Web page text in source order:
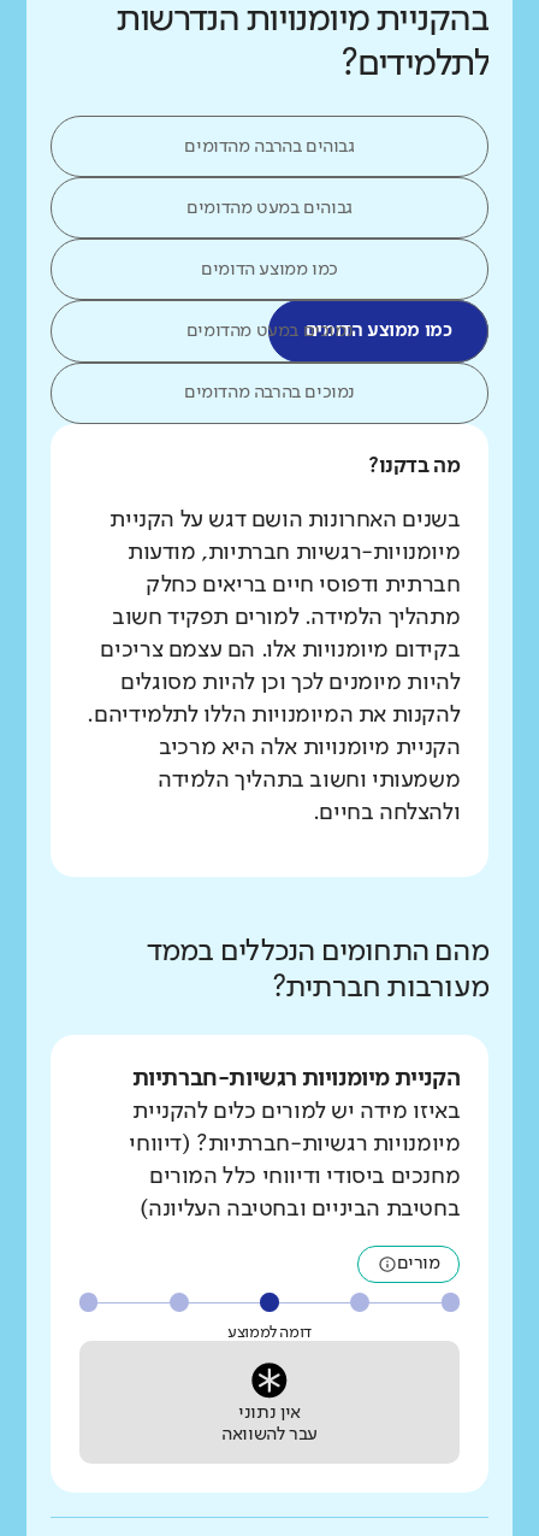
בהקניית מיומנויות הנדרשות
לתלמידים?
גבוהים בהרבה מהדומים
גבוהים במעט מהדומים
כמו ממוצע הדומים
כמו ממוצע הדומיםנמוכים במעט מהדומים
נמוכים בהרבה מהדומים
מה בדקנו?
בשנים האחרונות הושם דגש על הקניית
מיומנויות-רגשיות חברתיות, מודעות
חברתית ודפוסי חיים בריאים כחלק
מתהליך הלמידה. למורים תפקיד חשוב
בקידום מיומנויות אלו. הם עצמם צריכים
להיות מיומנים לכך וכן להיות מסוגלים
להקנות את המיומנויות הללו לתלמידיהם.
הקניית מיומנויות אלה היא מרכיב
משמעותי וחשוב בתהליך הלמידה
ולהצלחה בחיים.
מהם התחומים הנכללים בממד
מעורבות חברתית?
הקניית מיומנויות רגשיות-חברתיות
באיזו מידה יש למורים כלים להקניית
מיומנויות רגשיות-חברתיות? (דיווחי
מחנכים ביסודי ודיווחי כלל המורים
בחטיבת הביניים ובחטיבה העליונה)
מורים
דומה לממוצע
אין נתוני
עבר להשוואה